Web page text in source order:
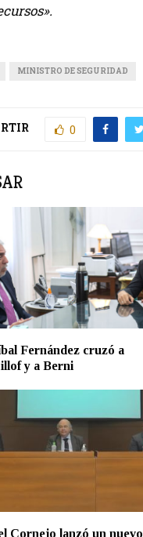
MINISTRO DE SEGURIDAD
0
Fernández cruzó a
y a Berni
Cornejo lanzó un nuevo